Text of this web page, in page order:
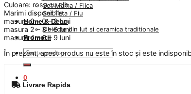
Set Mama / Fiica
Set Tata / Fiu
Home & Deco
Obiecte din lut si ceramica traditionale
Promotii
Caută
după:
0
Culoare: rosu cu alb
Marimi disponibile:
masura 0 – 0 – 3 luni
masura 2 – 3 – 6 luni
masura 4 – 6 – 9 luni
În prezent, acest produs nu este în stoc și este
Livrare Rapida